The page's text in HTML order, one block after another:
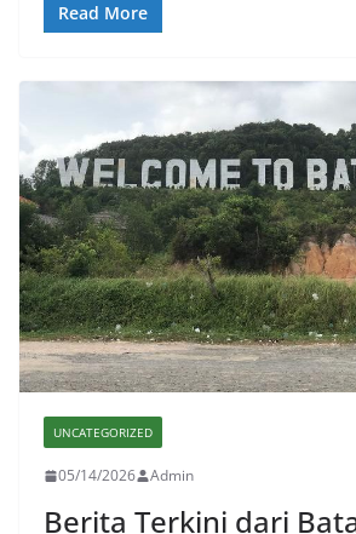
Read More
UNCATEGORIZED
05/14/2026 Admin
Berita Terkini dari